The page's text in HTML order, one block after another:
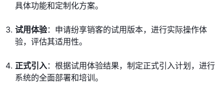
具体功能和定制化方案。
试用体验：申请纷享销客的试用版本，进行实际操作体
验，评估其适用性。
正式引入：根据试用体验结果，制定正式引入计划，进行
系统的全面部署和培训。